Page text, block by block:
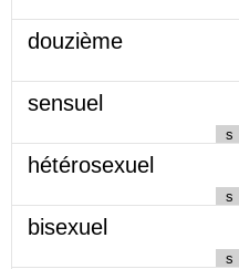
douzième
sensuel
s
hétérosexuel
s
bisexuel
s